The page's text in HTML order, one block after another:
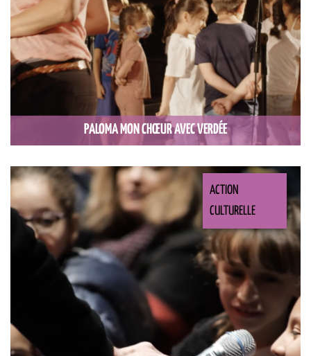
PALOMA MON CHŒUR AVEC VERDÉE
ACTION
CULTURELLE